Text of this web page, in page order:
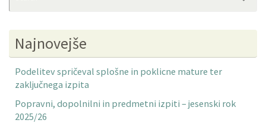
Najnovejše
Podelitev spričeval splošne in poklicne mature ter
zaključnega izpita
Popravni, dopolnilni in predmetni izpiti – jesenski rok
2025/26